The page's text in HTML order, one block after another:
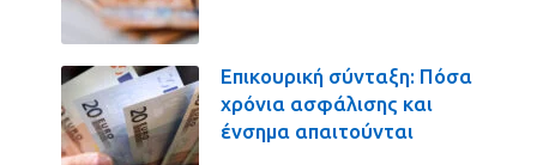
Επικουρική σύνταξη: Πόσα
χρόνια ασφάλισης και
ένσημα απαιτούνται